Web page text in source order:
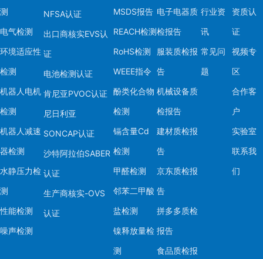
测
电气检测
环境适应性
检测
机器人电机
检测
机器人减速
器检测
水静压力检
测
性能检测
噪声检测
NFSA认证
出口商核实EVS认
证
电池检测认证
肯尼亚PVOC认证
尼日利亚
SONCAP认证
沙特阿拉伯SABER
认证
生产商核实-OVS
认证
MSDS报告
REACH检测
RoHS检测
WEEE指令
酚类化合物
检测
镉含量Cd
检测
甲醛检测
邻苯二甲酸
盐检测
镍释放量检
测
电子电器质
检报告
服装质检报
告
机械设备质
检报告
建材质检报
告
京东质检报
告
拼多多质检
报告
食品质检报
行业资
讯
常见问
题
资质认
证
视频专
区
合作客
户
实验室
联系我
们